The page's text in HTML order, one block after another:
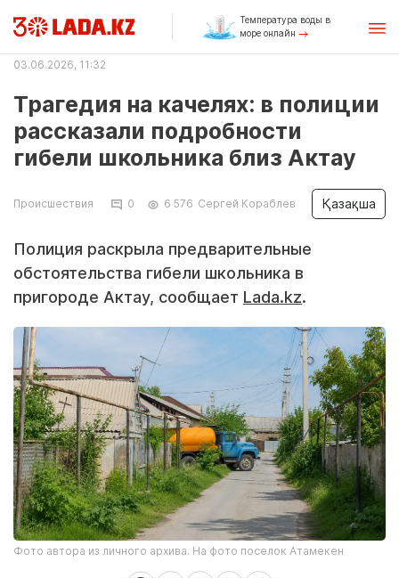
Температура воды в
море онлайн
03.06.2026, 11:32
Трагедия на качелях: в полиции
рассказали подробности
гибели школьника близ Актау
Происшествия 0 6 576 Сергей Кораблев Қазақша
Полиция раскрыла предварительные
обстоятельства гибели школьника в
пригороде Актау, сообщает Lada.kz.
Фото автора из личного архива. На фото поселок Атамекен